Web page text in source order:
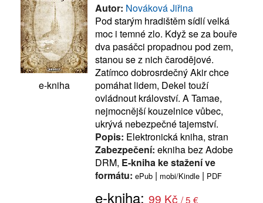
e-kniha
Autor: Nováková Jiřina
Pod starým hradištěm sídlí velká
moc i temné zlo. Když se za bouře
dva pasáčci propadnou pod zem,
stanou se z nich čarodějové.
Zatímco dobrosrdečný Akir chce
pomáhat lidem, Dekel touží
ovládnout království. A Tamae,
nejmocnější kouzelnice vůbec,
ukrývá nebezpečné tajemství.
Popis: Elektronická kniha, stran
Zabezpečení: ekniha bez Adobe
DRM, E-kniha ke stažení ve
formátu: ePub | mobi/Kindle | PDF
e-kniha: 99 Kč / 5 €